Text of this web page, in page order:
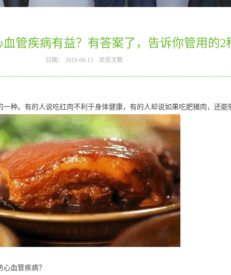
管疾病有益？有答案了，告诉你管用的2
日期： 2019-06-13 浏览次数:
种。有的人说吃红肉不利于身体健康，有的人却说如果吃肥猪肉，还能
血管疾病？